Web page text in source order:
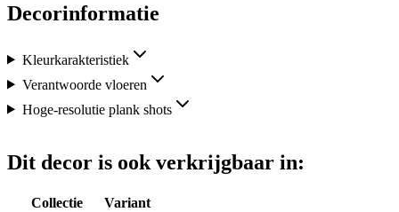
Decorinformatie
Kleurkarakteristiek
Verantwoorde vloeren
Hoge-resolutie plank shots
Dit decor is ook verkrijgbaar in:
Collectie
Variant